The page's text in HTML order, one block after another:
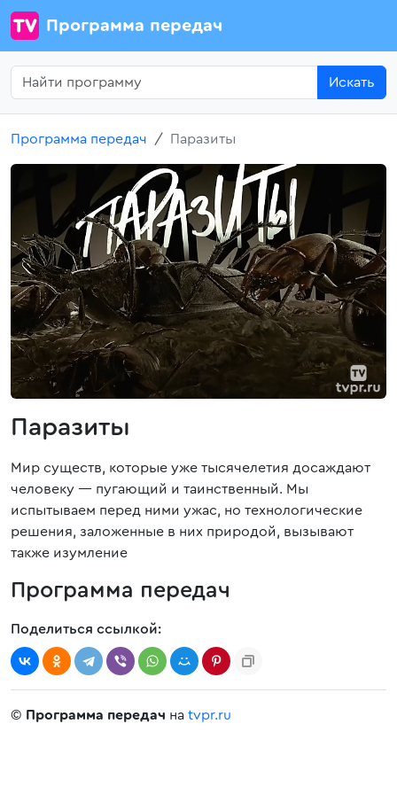
Программа передач
Искать
Программа передач Паразиты
Паразиты
Мир существ, которые уже тысячелетия досаждают
человеку — пугающий и таинственный. Мы
испытываем перед ними ужас, но технологические
решения, заложенные в них природой, вызывают
также изумление
Программа передач
Поделиться ссылкой:
© Программа передач на tvpr.ru